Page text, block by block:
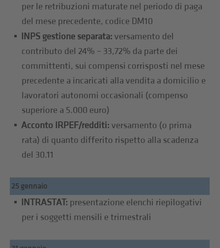
per le retribuzioni maturate nel periodo di paga
del mese precedente, codice DM10
INPS gestione separata: versamento del
contributo del 24% – 33,72% da parte dei
committenti, sui compensi corrisposti nel mese
precedente a incaricati alla vendita a domicilio e
lavoratori autonomi occasionali (compenso
superiore a 5.000 euro)
Acconto IRPEF/redditi:versamento (o prima
rata) di quanto differito rispetto alla scadenza
del 30.11
25 gennaio
INTRASTAT: presentazione elenchi riepilogativi
per i soggetti mensili e trimestrali